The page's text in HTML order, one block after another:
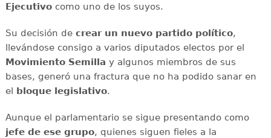
Ejecutivocomo uno de los suyos.
Su decisión decrear un nuevo partido político,
llevándose consigo a varios diputados electos por el
Movimiento Semilla y algunos miembros de sus
bases, generó una fractura que no ha podido sanar en
el bloque legislativo.
Aunque el parlamentario se sigue presentando como
jefe de ese grupo, quienes siguen fieles a la